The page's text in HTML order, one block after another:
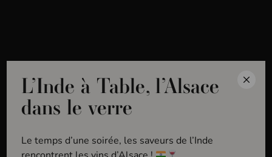
Inscrivez-vous à notre
Newsletter
de l’actualité de l’Alsace à Boire !
L’Inde à Table, l’Alsace
dans le verre
Le temps d’une soirée, les saveurs de l’Inde
rencontrent les vins d’Alsace !